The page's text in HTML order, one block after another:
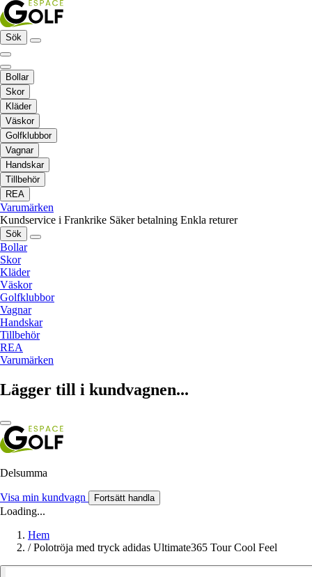
Sök
Bollar
Skor
Kläder
Väskor
Golfklubbor
Vagnar
Handskar
Tillbehör
REA
Varumärken
Kundservice i Frankrike Säker betalning Enkla returer
Sök
Bollar
Skor
Kläder
Väskor
Golfklubbor
Vagnar
Handskar
Tillbehör
REA
Varumärken
Lägger till i kundvagnen...
Delsumma
Visa min kundvagn Fortsätt handla
Loading...
Hem
/ Polotröja med tryck adidas Ultimate365 Tour Cool Feel